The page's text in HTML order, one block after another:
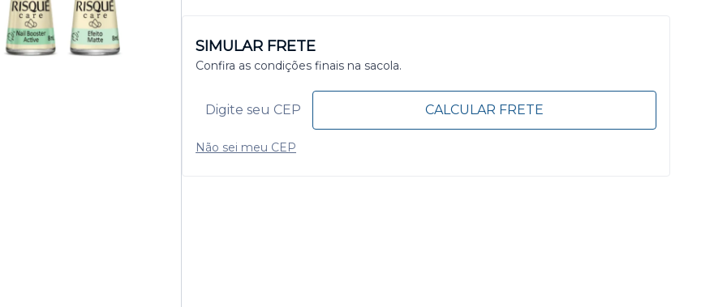
SIMULAR FRETE
Confira as condições finais na sacola.
CALCULAR FRETE
Não sei meu CEP